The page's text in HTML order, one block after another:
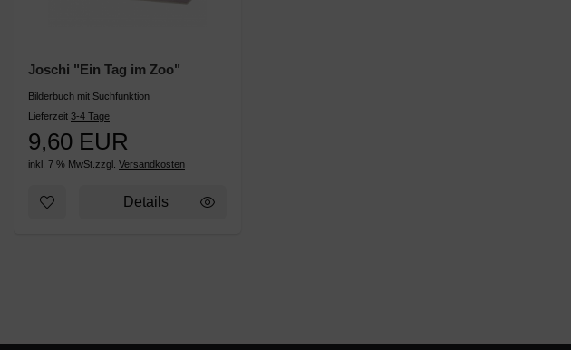
Joschi "Ein Tag im Zoo"
Bilderbuch mit Suchfunktion
Lieferzeit 3-4 Tage
9,60 EUR
inkl. 7 % MwSt. zzgl. Versandkosten
Zum Merkzettel hinzufügen: Joschi "Ein Tag im Zoo"
Details